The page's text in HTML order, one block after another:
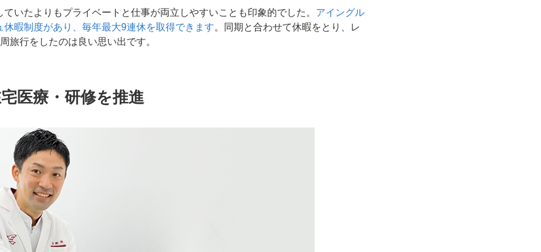
ていたよりもプライベートと仕事が両立しやすいことも印象的でした。 アイングル
休暇制度があり、毎年最大9連休を取得できます。同期と合わせて休暇をとり、レ
旅行をしたのは良い思い出です。
医療・研修を推進